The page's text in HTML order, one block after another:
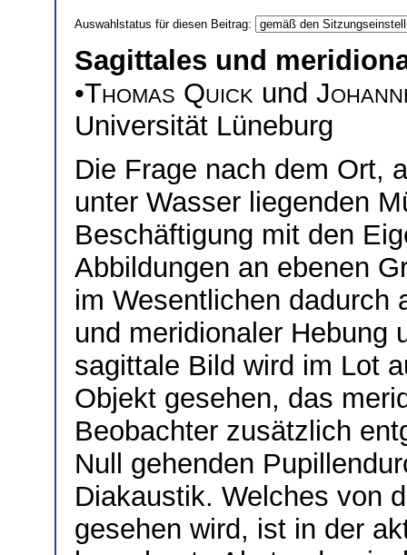
Auswahlstatus für diesen Beitrag:
Sagittales und
•Thomas Quick und
Universität Lüneburg
Die Frage nach dem Ort,
unter Wasser liegenden
Beschäftigung mit den
Abbildungen an ebenen
im Wesentlichen dadurch
und meridionaler Hebung
sagittale Bild wird im Lot
Objekt gesehen, das
Beobachter zusätzlich
Null gehenden
Diakaustik. Welches von
gesehen wird, ist in der